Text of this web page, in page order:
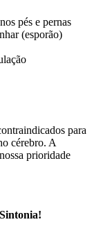
pés e pernas
(esporão)
para
cérebro. A
prioridade